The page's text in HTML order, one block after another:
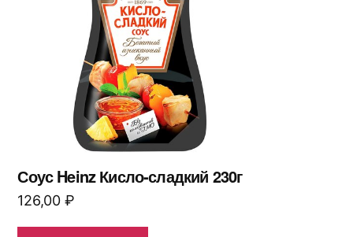
Соус Heinz Кисло-сладкий 230г
126,00 ₽